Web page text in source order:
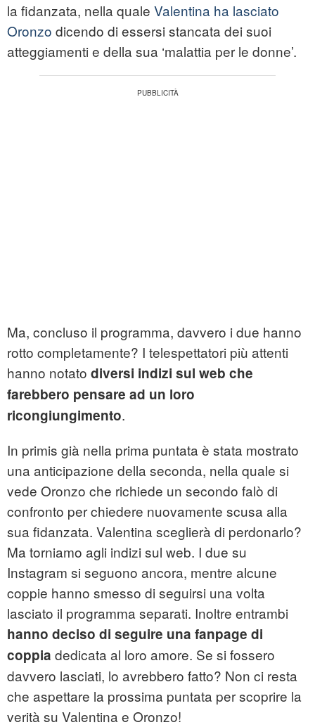
la fidanzata, nella quale Valentina ha lasciato
Oronzo dicendo di essersi stancata dei suoi
atteggiamenti e della sua ‘malattia per le donne’.
Ma, concluso il programma, davvero i due hanno
rotto completamente? I telespettatori più attenti
hanno notato diversi indizi sul web che
farebbero pensare ad un loro
ricongiungimento.
In primis già nella prima puntata è stata mostrato
una anticipazione della seconda, nella quale si
vede Oronzo che richiede un secondo falò di
confronto per chiedere nuovamente scusa alla
sua fidanzata. Valentina sceglierà di perdonarlo?
Ma torniamo agli indizi sul web. I due su
Instagram si seguono ancora, mentre alcune
coppie hanno smesso di seguirsi una volta
lasciato il programma separati. Inoltre entrambi
hanno deciso di seguire una fanpage di
coppia dedicata al loro amore. Se si fossero
davvero lasciati, lo avrebbero fatto? Non ci resta
che aspettare la prossima puntata per scoprire la
verità su Valentina e Oronzo!